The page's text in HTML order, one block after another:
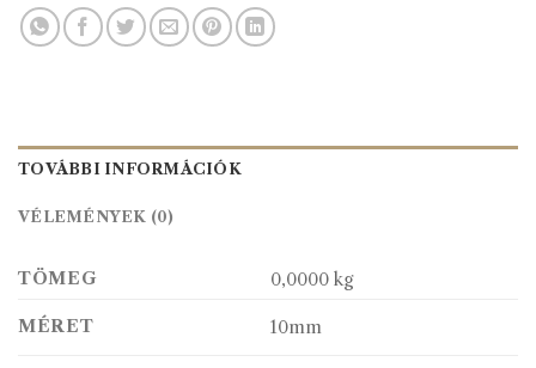
TOVÁBBI INFORMÁCIÓK
VÉLEMÉNYEK (0)
TÖMEG 0,0000 kg
MÉRET 10mm